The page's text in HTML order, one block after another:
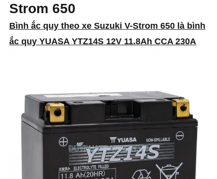
Strom 650
Bình ắc quy theo xe Suzuki V-Strom 650 là bình
ắc quy YUASA YTZ14S 12V 11.8Ah CCA 230A